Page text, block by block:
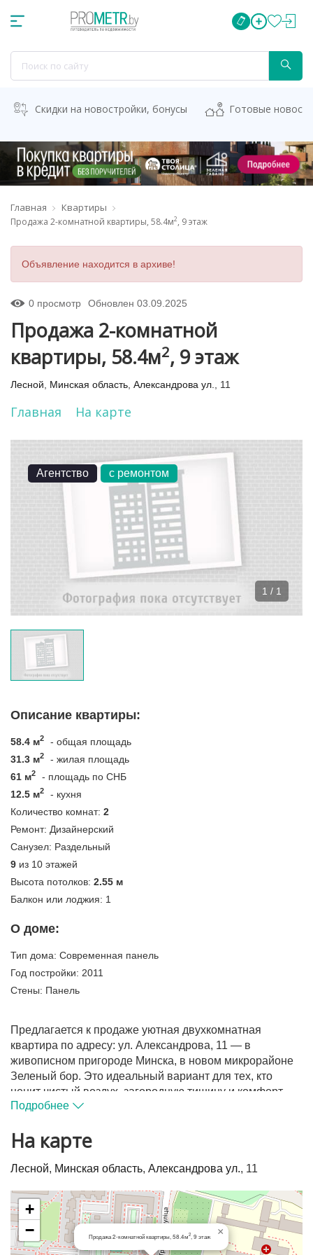
Скидки на новостройки, бонусы Готовые
Главная Квартиры
Продажа 2-комнатной квартиры, 58.4м2, 9 этаж
Объявление находится в архиве!
0 просмотр Обновлен 03.09.2025
Продажа 2-комнатной
квартиры, 58.4м2, 9 этаж
Лесной Минская область Александрова ул. , 11
Главная На карте
1 / 1
Агентство с ремонтом
Описание квартиры:
58.4 м2
- общая площадь
31.3 м2
- жилая площадь
61 м2
- площадь по СНБ
12.5 м2
- кухня
Количество комнат: 2
Ремонт: Дизайнерский
Санузел: Раздельный
9 из 10 этажей
Высота потолков: 2.55 м
Балкон или лоджия: 1
О доме:
Тип дома: Современная панель
Год постройки: 2011
Стены: Панель
Предлагается к продаже уютная двухкомнатная
квартира по адресу: ул. Александрова, 11 — в
живописном пригороде Минска, в новом микрорайоне
Зеленый бор. Это идеальный вариант для тех, кто
ценит чистый воздух, загородную тишину и комфорт
современного жилья!
Торг реальному покупателю.
панельного дома 2011 года постройки.
Общая площадь по СНБ - 61 Общая площадь — 58,4
м², жилая — 31,3 м², кухня просторная — 12,5 м².
Высота потолков — 2,55 м.
Подробнее
На карте
Лесной, Минская область, Александрова ул., 11
Продажа 2-комнатной квартиры, 58.4м2 , 9 этаж ×
+
−